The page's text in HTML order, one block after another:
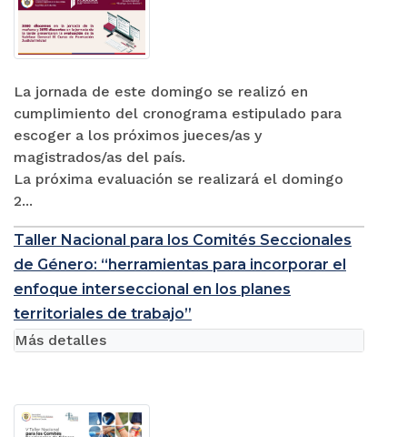
La jornada de este domingo se realizó en
cumplimiento del cronograma estipulado para
escoger a los próximos jueces/as y
magistrados/as del país.
La próxima evaluación se realizará el domingo
2...
Taller Nacional para los Comités Seccionales
de Género: “herramientas para incorporar el
enfoque interseccional en los planes
territoriales de trabajo”
Más detalles